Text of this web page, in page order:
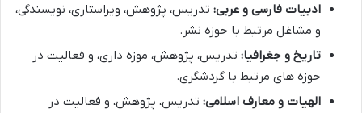
ادبیات فارسی و عربی: تدریس، پژوهش، ویراستاری، نویسندگی،
و مشاغل مرتبط با حوزه نشر.
تاریخ و جغرافیا: تدریس، پژوهش، موزه داری، و فعالیت در
حوزه های مرتبط با گردشگری.
الهیات و معارف اسلامی: تدریس، پژوهش، و فعالیت در